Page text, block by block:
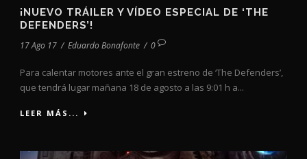
¡NUEVO TRÁILER Y VÍDEO ESPECIAL DE ‘THE
DEFENDERS’!
17 Ago 17 / Eduardo Bonafonte / 0
Para calentar motores ante el gran estreno de ‘The Defenders’,
que tendrá lugar mañana 18 de agosto a las 9:01 h a...
LEER MÁS...